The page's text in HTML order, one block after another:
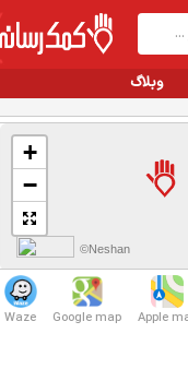
وبلاگ
+
−
©Neshan
Apple
Google map
Waze